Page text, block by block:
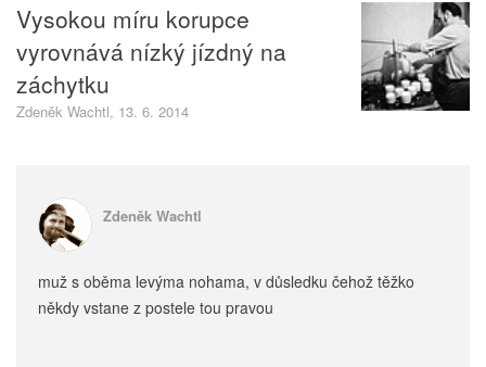
Vysokou míru korupce
vyrovnává nízký jízdný na
záchytku
Zdeněk Wachtl, 13. 6. 2014
Zdeněk Wachtl
muž s oběma levýma nohama, v důsledku čehož těžko
někdy vstane z postele tou pravou